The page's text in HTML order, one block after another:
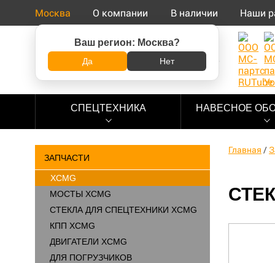
Москва
Ваш регион: Москва?
Да Нет
О компании В наличии Наши
8 (800) 500-73-92
СПЕЦТЕХНИКА НАВЕСНОЕ
ЗАПЧАСТИ
XCMG
МОСТЫ XCMG
СТЕКЛА ДЛЯ СПЕЦТЕХНИКИ XCMG
КПП XCMG
ДВИГАТЕЛИ XCMG
ДЛЯ ПОГРУЗЧИКОВ
Главная /